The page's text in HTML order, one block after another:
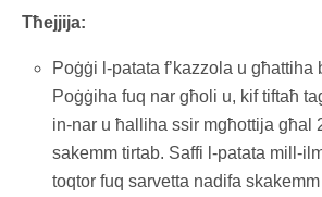
Tħejjija:
Poġġi l-patata f’kazzola u għattiha
Poġġiha fuq nar għoli u, kif tiftaħ
in-nar u ħalliha ssir mgħottija għal
sakemm tirtab. Saffi l-patata mill-
toqtor fuq sarvetta nadifa